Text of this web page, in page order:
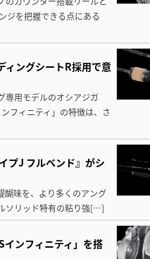
ジを把握できる点にある
ィングシートR採用で意
専用モデルのオシアジガ
フィニティ」の特徴は、さ
プJ フルベンド』がシ
醐味を、より多くのアング
ソリッド特有の粘り強[…]
インフィニティ」を搭